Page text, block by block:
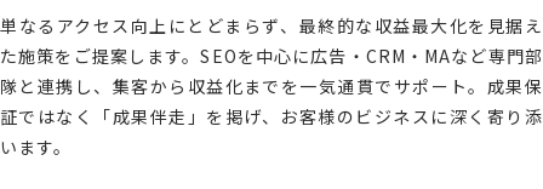
単なるアクセス向上にとどまらず、最終的な収益最大化を見据え
た施策をご提案します。SEOを中心に広告・CRM・MAなど専門部
隊と連携し、集客から収益化までを一気通貫でサポート。成果保
証ではなく「成果伴走」を掲げ、お客様のビジネスに深く寄り添
います。